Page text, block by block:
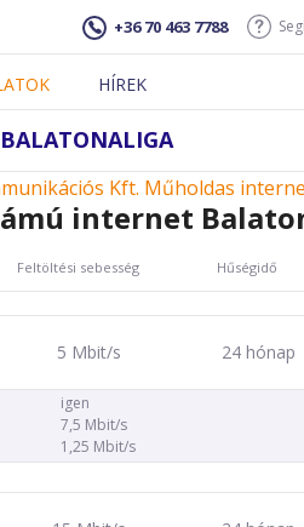
+36 70 463 7788
HÍREK
Kft. Műholdas
internet
Feltöltési sebesség Hűségidő
5 Mbit/s 24 hónap
igen
7,5 Mbit/s
1,25 Mbit/s